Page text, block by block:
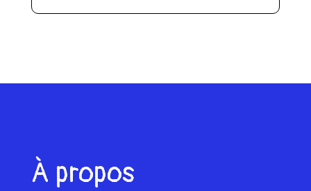
À propos